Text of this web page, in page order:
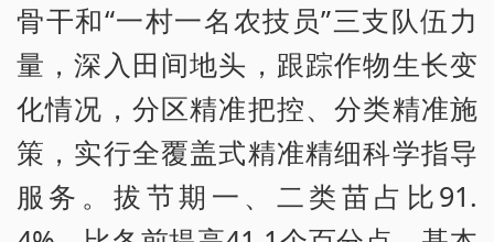
骨干和“一村一名农技员”三支队伍力
量，深入田间地头，跟踪作物生长变
化情况，分区精准把控、分类精准施
策，实行全覆盖式精准精细科学指导
服务。拔节期一、二类苗占比91.